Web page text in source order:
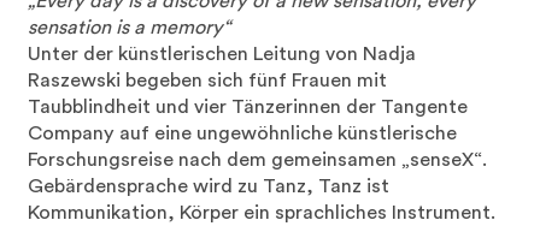
sensation is a memory“
Unter der künstlerischen Leitung von Nadja
Raszewski begeben sich fünf Frauen mit
Taubblindheit und vier Tänzerinnen der Tangente
Company auf eine ungewöhnliche künstlerische
Forschungsreise nach dem gemeinsamen „senseX“.
Gebärdensprache wird zu Tanz, Tanz ist
Kommunikation, Körper ein sprachliches Instrument.